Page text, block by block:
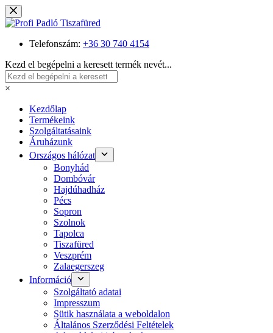
Skip
to
Telefonszám: +36 30 740 4154
Kezd el begépelni a keresett termék nevét...
×
Kezdőlap
Termékeink
Szolgáltatásaink
Áruházunk
Országos hálózat
Bonyhád
Dombóvár
Hajdúhadház
Pécs
Sopron
Szolnok
Tapolca
Tiszafüred
Veszprém
Zalaegerszeg
Információ
Szolgáltató adatai
Impresszum
Sütik használata a weboldalon
Általános Szerződési Feltételek